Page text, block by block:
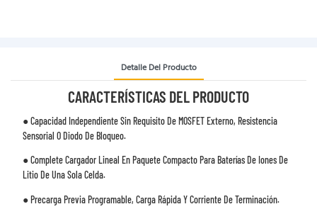
Detalle Del Producto
CARACTERÍSTICAS DEL PRODUCTO
● Capacidad Independiente Sin Requisito De MOSFET Externo, Resistencia
Sensorial O Diodo De Bloqueo.
● Complete Cargador Lineal En Paquete Compacto Para Baterías De Iones De
Litio De Una Sola Celda.
● Precarga Previa Programable, Carga Rápida Y Corriente De Terminación.